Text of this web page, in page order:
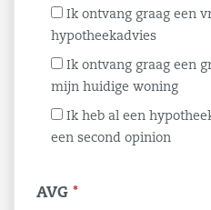
Ik ontvang graag een
hypotheekadvies
Ik ontvang graag een
mijn huidige woning
Ik heb al een
een second opinion
AVG *